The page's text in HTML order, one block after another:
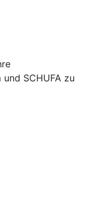
SCHUFA zu